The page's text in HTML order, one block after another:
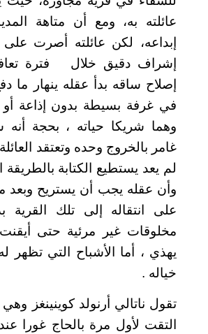
عائلته به، ومع أن متاهة
إبداعه، لكن عائلته أصرت على
إشراف دقيق خلال فترة
إصلاح ساقه بدأ عقله ينهار ما
في غرفة بسيطة بدون إذاعة
وهما شريكا حياته ، بحجة
غامر بالخروج وحده وتعتقد
لم يعد يستطيع الكتابة بالطريقة
وأن عقله يجب أن يستريح وبعد
على انتقاله إلى تلك القرية
مخلوقات غير مرئية حتى أيقنت
يهذي ، أما الأشباح التي
خياله .
تقول ناتالي أرنولد كوينينغز
التقت لأول مرة بالحاج غورا